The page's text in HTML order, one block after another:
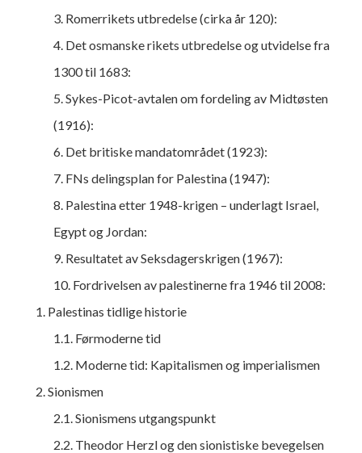
3. Romerrikets utbredelse (cirka år 120):
4. Det osmanske rikets utbredelse og utvidelse fra
1300 til 1683:
5. Sykes-Picot-avtalen om fordeling av Midtøsten
(1916):
6. Det britiske mandatområdet (1923):
7. FNs delingsplan for Palestina (1947):
8. Palestina etter 1948-krigen – underlagt Israel,
Egypt og Jordan:
9. Resultatet av Seksdagerskrigen (1967):
10. Fordrivelsen av palestinerne fra 1946 til 2008:
1. Palestinas tidlige historie
1.1. Førmoderne tid
1.2. Moderne tid: Kapitalismen og imperialismen
2. Sionismen
2.1. Sionismens utgangspunkt
2.2. Theodor Herzl og den sionistiske bevegelsen